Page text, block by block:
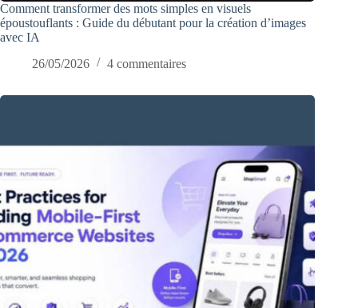
Comment transformer des mots simples en visuels
époustouflants : Guide du débutant pour la création d’images
avec IA
26/05/2026
4 commentaires